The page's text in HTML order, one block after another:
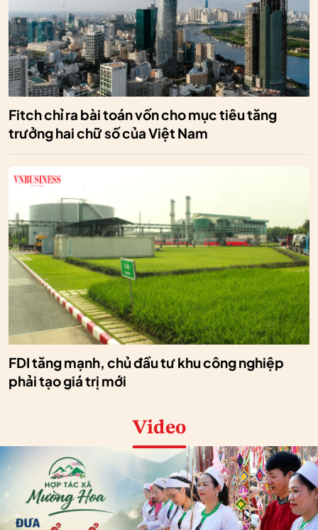
Fitch chỉ ra bài toán vốn cho mục tiêu tăng
trưởng hai chữ số của Việt Nam
FDI tăng mạnh, chủ đầu tư khu công nghiệp
phải tạo giá trị mới
Video